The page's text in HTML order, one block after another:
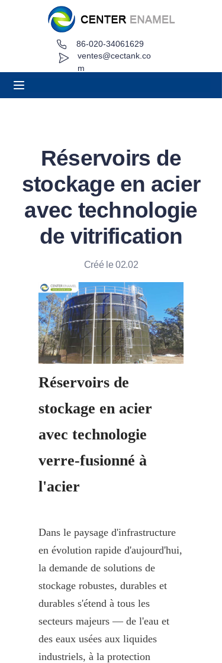
ventes@cectank.co
m
86-020-34061629
Réservoirs de
stockage en acier
avec technologie
de vitrification
Créé le 02.02
Réservoirs de
stockage en acier
avec technologie
verre-fusionné à
l'acier
Dans le paysage d'infrastructure
en évolution rapide d'aujourd'hui,
la demande de solutions de
stockage robustes, durables et
durables s'étend à tous les
secteurs majeurs — de l'eau et
des eaux usées aux liquides
industriels, à la protection
À propos
Demande de devis
Nouvelles